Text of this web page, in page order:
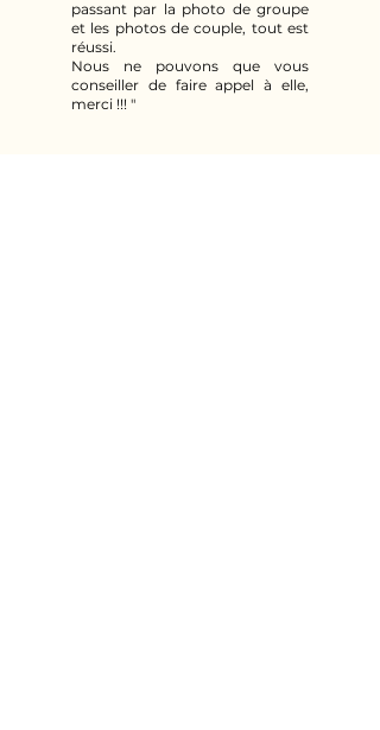
passant par la photo de groupe
et les photos de couple, tout est
réussi.
Nous ne pouvons que vous
conseiller de faire appel à elle,
merci !!! "